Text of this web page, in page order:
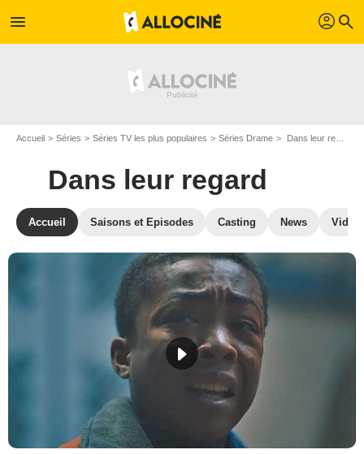
menu profil search
Accueil Séries Séries TV les plus populaires Séries Drame Dans leur regard
Dans leur regard
Accueil Saisons et Episodes Casting News